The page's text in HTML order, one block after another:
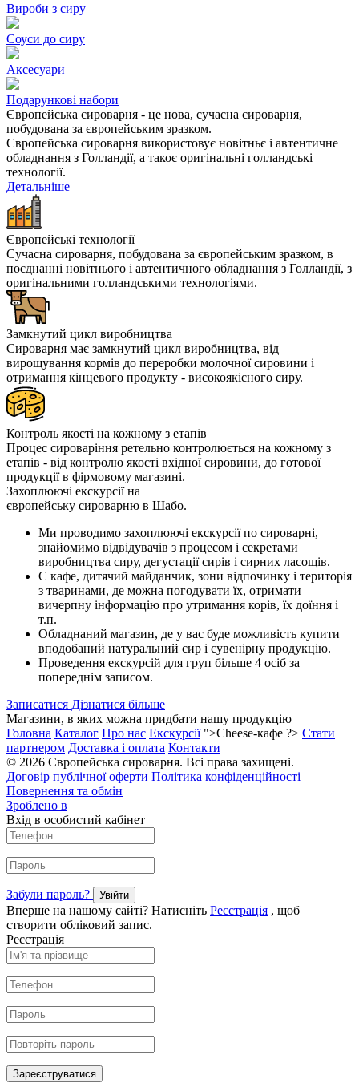
Вироби з сиру
Соуси до сиру
Аксесуари
Подарункові набори
Європейська сироварня - це нова, сучасна сироварня,
побудована за європейським зразком.
Європейська сироварня використовує новітньє і автентичне
обладнання з Голландії, а такоє оригінальні голландські
технології.
Детальніше
Європейські технології
Сучасна сироварня, побудована за європейським зразком, в
поєднанні новітнього і автентичного обладнання з Голландії, з
оригінальними голландськими технологіями.
Замкнутий цикл виробництва
Сироварня має замкнутий цикл виробництва, від
вирощування кормів до переробки молочної сировини і
отримання кінцевого продукту - високоякісного сиру.
Контроль якості на кожному з етапів
Процес сироваріння ретельно контролюється на кожному з
етапів - від контролю якості вхідної сировини, до готової
продукції в фірмовому магазині.
Захоплюючі екскурсії на
європейську сироварню в Шабо.
Ми проводимо захоплюючі екскурсії по сироварні,
знайомимо відвідувачів з процесом і секретами
виробництва сиру, дегустації сирів і сирних ласощів.
Є кафе, дитячий майданчик, зони відпочинку і територія
з тваринами, де можна погодувати їх, отримати
вичерпну інформацію про утримання корів, їх доїння і
т.п.
Обладнаний магазин, де у вас буде можливість купити
вподобаний натуральний сир і сувенірну продукцію.
Проведення екскурсій для груп більше 4 осіб за
попереднім записом.
Записатися Дізнатися більше
Магазини, в яких можна придбати нашу продукцію
Головна Каталог Про нас Екскурсії">Cheese-кафе ?> Стати
партнером Доставка і оплата Контакти
© 2026 Європейська сироварня. Всі права захищені.
Договір публічної оферти Політика конфіденційності
Повернення та обмін
Зроблено в
Вхід в особистий кабінет
Забули пароль? Увійти
Вперше на нашому сайті? Натисніть Реєстрація , щоб
створити обліковий запис.
Реєстрація
Зареєструватися